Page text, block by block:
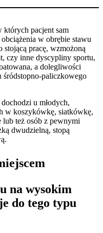
których pacjent sam
w obrębie stawu
pracę, wzmożoną
czy inne dyscypliny sportu,
a dolegliwości
śródstopno-paliczkowego
u młodych,
w koszykówkę, siatkówkę,
lub też osób z pewnymi
dwudzielną, stopą
na wysokim
do tego typu